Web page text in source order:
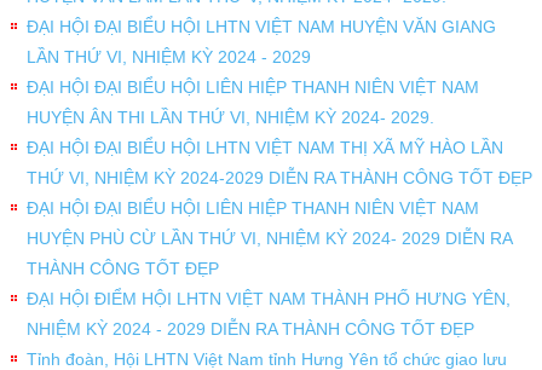
ĐẠI HỘI ĐẠI BIỂU HỘI LHTN VIỆT NAM HUYỆN VĂN GIANG
LẦN THỨ VI, NHIỆM KỲ 2024 - 2029
ĐẠI HỘI ĐẠI BIỂU HỘI LIÊN HIỆP THANH NIÊN VIỆT NAM
HUYỆN ÂN THI LẦN THỨ VI, NHIỆM KỲ 2024- 2029.
ĐẠI HỘI ĐẠI BIỂU HỘI LHTN VIỆT NAM THỊ XÃ MỸ HÀO LẦN
THỨ VI, NHIỆM KỲ 2024-2029 DIỄN RA THÀNH CÔNG TỐT ĐẸP
ĐẠI HỘI ĐẠI BIỂU HỘI LIÊN HIỆP THANH NIÊN VIỆT NAM
HUYỆN PHÙ CỪ LẦN THỨ VI, NHIỆM KỲ 2024- 2029 DIỄN RA
THÀNH CÔNG TỐT ĐẸP
ĐẠI HỘI ĐIỂM HỘI LHTN VIỆT NAM THÀNH PHỐ HƯNG YÊN,
NHIỆM KỲ 2024 - 2029 DIỄN RA THÀNH CÔNG TỐT ĐẸP
Tỉnh đoàn, Hội LHTN Việt Nam tỉnh Hưng Yên tổ chức giao lưu